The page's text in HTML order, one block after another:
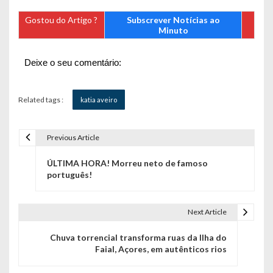
Gostou do Artigo ?
Subscrever Notícias ao
Minuto
Deixe o seu comentário:
Related tags : katia aveiro
Previous Article
ÚLTIMA HORA! Morreu neto de famoso
português!
Next Article
Chuva torrencial transforma ruas da Ilha do
Faial, Açores, em autênticos rios